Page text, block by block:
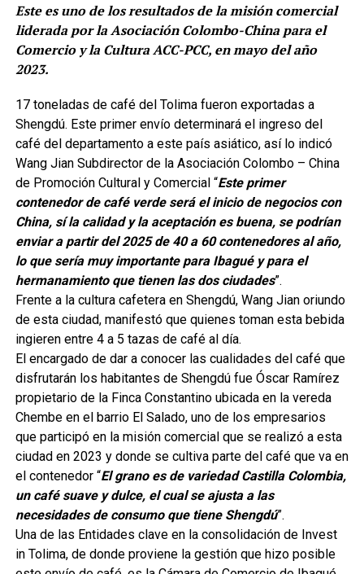
Este es uno de los resultados de la misión comercial
liderada por la Asociación Colombo-China para el
Comercio y la Cultura ACC-PCC, en mayo del año
2023.
17 toneladas de café del Tolima fueron exportadas a
Shengdú. Este primer envío determinará el ingreso del
café del departamento a este país asiático, así lo indicó
Wang Jian Subdirector de la Asociación Colombo – China
de Promoción Cultural y Comercial “Este primer
contenedor de café verde será el inicio de negocios con
China, sí la calidad y la aceptación es buena, se podrían
enviar a partir del 2025 de 40 a 60 contenedores al año,
lo que sería muy importante para Ibagué y para el
hermanamiento que tienen las dos ciudades”.
Frente a la cultura cafetera en Shengdú, Wang Jian oriundo
de esta ciudad, manifestó que quienes toman esta bebida
ingieren entre 4 a 5 tazas de café al día.
El encargado de dar a conocer las cualidades del café que
disfrutarán los habitantes de Shengdú fue Óscar Ramírez
propietario de la Finca Constantino ubicada en la vereda
Chembe en el barrio El Salado, uno de los empresarios
que participó en la misión comercial que se realizó a esta
ciudad en 2023 y donde se cultiva parte del café que va en
el contenedor “El grano es de variedad Castilla Colombia,
un café suave y dulce, el cual se ajusta a las
necesidades de consumo que tiene Shengdú”.
Una de las Entidades clave en la consolidación de Invest
in Tolima, de donde proviene la gestión que hizo posible